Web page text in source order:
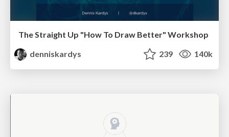
The Straight Up "How To Draw Better" Workshop
denniskardys
239 140k